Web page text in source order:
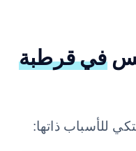
في قرطبة
للأسباب ذاتها: